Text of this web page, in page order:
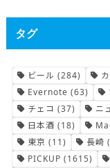
タグ
ビール (284)
Evernote (63)
チェコ (37) ニ
日本酒 (18)
東京 (11) 長崎
PICKUP (1615)